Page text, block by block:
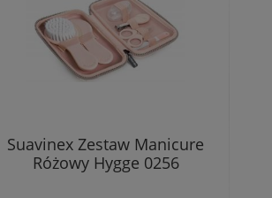
Suavinex Zestaw Manicure
Różowy Hygge 0256